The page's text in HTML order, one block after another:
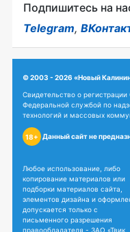
Подпишитесь на
Telegram,
© 2003 - 2026 «Новый
Свидетельство о
Федеральной службой по
технологий и массовых
18+ Данный сайт не
Любое использование, либо
копирование материалов или
подборки материалов сайта,
элементов дизайна и
допускается только с
письменного разрешения
правообладателя - ЗАО «Твик